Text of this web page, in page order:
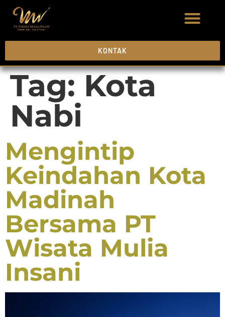
KONTAK
Tag:Kota
Nabi
Mengintip
Keindahan Kota
Madinah
Bersama PT
Wisata Mulia
Insani